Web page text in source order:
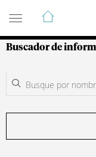
Guía de
Buscador de